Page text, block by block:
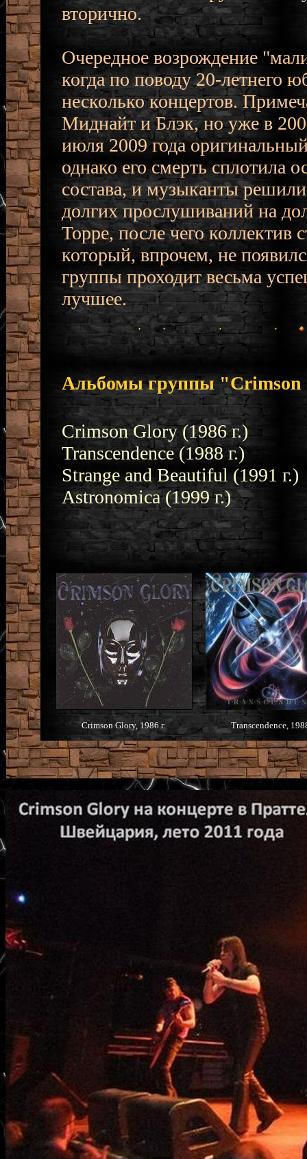
вторично.
Очередное возрождение
когда по поводу 20-летнего
несколько концертов.
Миднайт и Блэк, но уже в
июля 2009 года
однако его смерть сплотила
состава, и музыканты
долгих прослушиваний на
Торре, после чего коллектив
который, впрочем, не
группы проходит весьма
лучшее.
Альбомы группы
Crimson Glory (1986 г.)
Transcendence (1988 г.)
Strange and Beautiful (1991 г.)
Astronomica (1999 г.)
Crimson Glory, 1986 г. Transcendence,